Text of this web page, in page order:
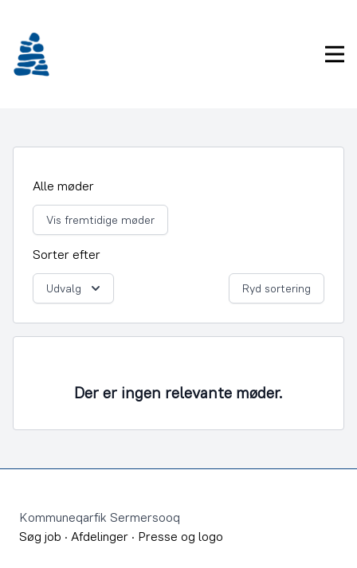
indhold
Alle møder
Vis fremtidige møder
Sorter efter
Udvalg Ryd sortering
Der er ingen relevante møder.
Kommuneqarfik Sermersooq
Søg job · Afdelinger · Presse og logo